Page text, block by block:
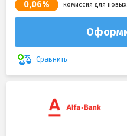
0,06% комиссия для
Сравнить